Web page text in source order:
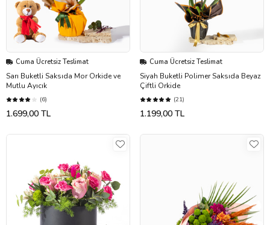
Cuma Ücretsiz Teslimat
Sarı Buketli Saksıda Mor Orkide ve
Mutlu Ayıcık
(6)
1.699,00 TL
Cuma Ücretsiz Teslimat
Siyah Buketli Polimer Saksıda Beyaz
Çiftli Orkide
(21)
1.199,00 TL